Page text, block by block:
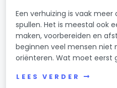
Een verhuizing is vaak
spullen. Het is meestal ook
maken, voorbereiden en
beginnen veel mensen niet
oriënteren. Wat moet eerst
LEES VERDER